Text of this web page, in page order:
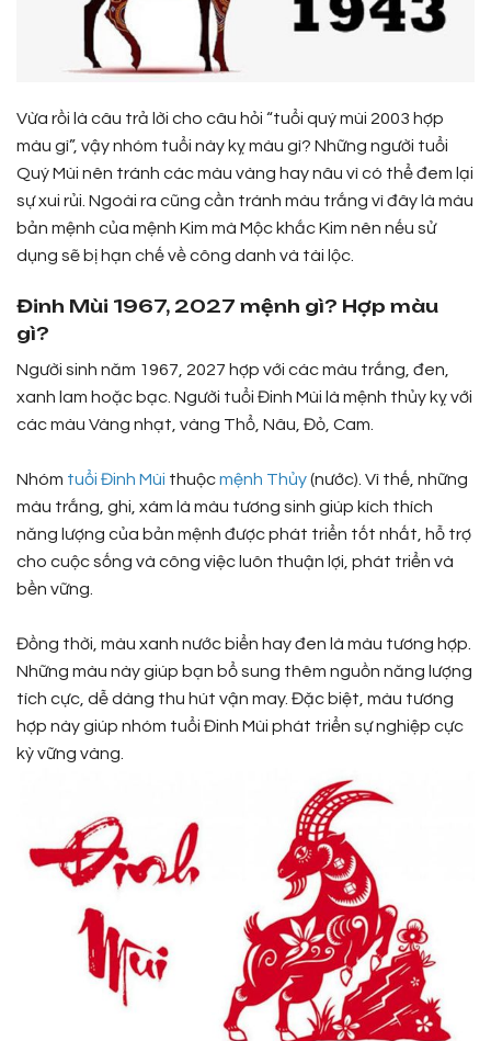
Vừa rồi là câu trả lời cho câu hỏi “tuổi quý mùi 2003 hợp
màu gì”, vậy nhóm tuổi này kỵ màu gì? Những người tuổi
Quý Mùi nên tránh các màu vàng hay nâu vì có thể đem lại
sự xui rủi. Ngoài ra cũng cần tránh màu trắng vì đây là màu
bản mệnh của mệnh Kim mà Mộc khắc Kim nên nếu sử
dụng sẽ bị hạn chế về công danh và tài lộc.
Đinh Mùi 1967, 2027 mệnh gì? Hợp màu
gì?
Người sinh năm 1967, 2027 hợp với các màu trắng, đen,
xanh lam hoặc bạc. Người tuổi Đinh Mùi là mệnh thủy kỵ với
các màu Vàng nhạt, vàng Thổ, Nâu, Đỏ, Cam.
Nhóm tuổi Đinh Mùi thuộcmệnh Thủy(nước). Vì thế, những
màu trắng, ghi, xám là màu tương sinh giúp kích thích
năng lượng của bản mệnh được phát triển tốt nhất, hỗ trợ
cho cuộc sống và công việc luôn thuận lợi, phát triển và
bền vững.
Đồng thời, màu xanh nước biển hay đen là màu tương hợp.
Những màu này giúp bạn bổ sung thêm nguồn năng lượng
tích cực, dễ dàng thu hút vận may. Đặc biệt, màu tương
hợp này giúp nhóm tuổi Đinh Mùi phát triển sự nghiệp cực
kỳ vững vàng.